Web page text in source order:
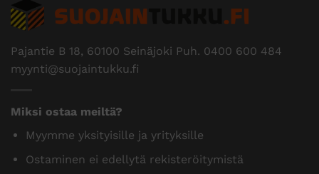
Pajantie B 18, 60100 Seinäjoki Puh. 0400 600 484
myynti@suojaintukku.fi
Miksi ostaa meiltä?
Myymme yksityisille ja yrityksille
Ostaminen ei edellytä rekisteröitymistä